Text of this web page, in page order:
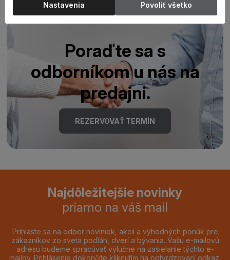
Poraďte sa s
odborníkom u nás na
predajni.
REZERVOVAŤ TERMÍN
Najdôležitejšie novinky
priamo na váš mail
Prihláste sa na odber noviniek, akcií a výhodných ponúk pre
zákazníkov zo sveta podláh, dverí a bývania. Vašu e-mailovú
adresu budeme spracúvať výlučne na zasielanie týchto e-
mailov. Prihlásenie dokončíte kliknutím na potvrdzovací odkaz,
Nastavenia Povoliť všetko